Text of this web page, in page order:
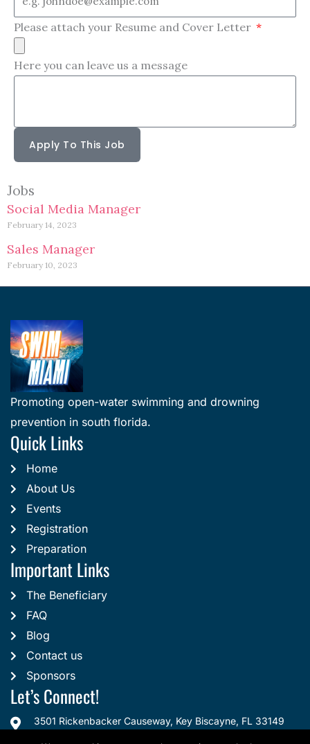
Please attach your Resume and Cover Letter
Here you can leave us a message
Apply To This Job
Jobs
Social Media Manager
February 14, 2023
Sales Manager
February 10, 2023
Promoting open-water swimming and drowning
prevention in south florida.
Quick Links
Home
About Us
Events
Registration
Preparation
Important Links
The Beneficiary
FAQ
Blog
Contact us
Sponsors
Let’s Connect!
3501 Rickenbacker Causeway, Key Biscayne, FL 33149
thesportspromoters@swimgym.net